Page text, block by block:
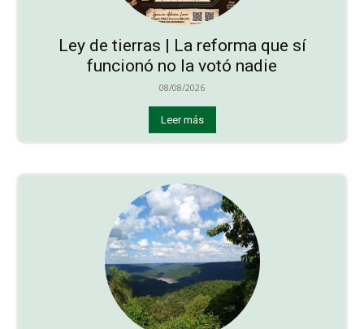
Ley de tierras | La reforma que sí
funcionó no la votó nadie
08/08/2026
Leer más